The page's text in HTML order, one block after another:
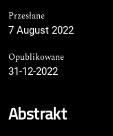
Przesłane
7 August 2022
Opublikowane
31-12-2022
Abstrakt